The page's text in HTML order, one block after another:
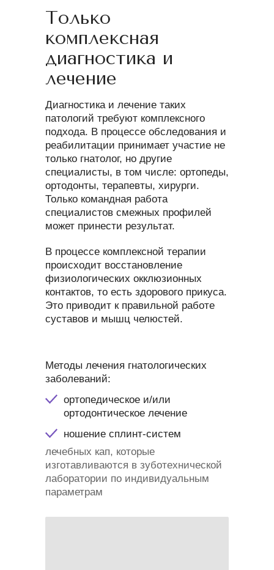
Только
комплексная
диагностика и
лечение
Диагностика и лечение таких
патологий требуют комплексного
подхода. В процессе обследования и
реабилитации принимает участие не
только гнатолог, но другие
специалисты, в том числе: ортопеды,
ортодонты, терапевты, хирурги.
Только командная работа
специалистов смежных профилей
может принести результат.
В процессе комплексной терапии
происходит восстановление
физиологических окклюзионных
контактов, то есть здорового прикуса.
Это приводит к правильной работе
суставов и мышц челюстей.
Методы лечения гнатологических
заболеваний:
ортопедическое и/или
ортодонтическое лечение
ношение сплинт-систем
лечебных кап, которые
изготавливаются в зуботехнической
лаборатории по индивидуальным
параметрам